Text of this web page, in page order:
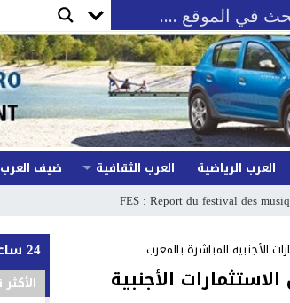
العرب الرياضية العرب الثقافية
ضيف العرب
FES : Report du festival des musiques
الأجنبية المباشرة بالمغرب
الأجنبية
24 ساعة